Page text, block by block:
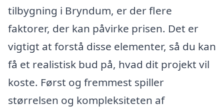
tilbygning i Bryndum, er der flere
faktorer, der kan påvirke prisen. Det er
vigtigt at forstå disse elementer, så du kan
få et realistisk bud på, hvad dit projekt vil
koste. Først og fremmest spiller
størrelsen og kompleksiteten af